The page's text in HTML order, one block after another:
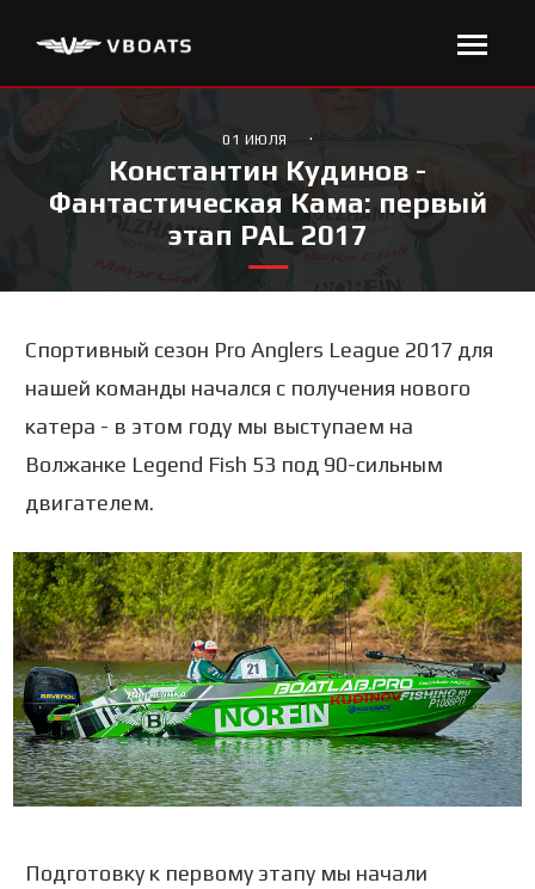
01 ИЮЛЯ ·
Константин Кудинов -
Фантастическая Кама: первый
этап PAL 2017
Спортивный сезон Pro Anglers League 2017 для
нашей команды начался с получения нового
катера - в этом году мы выступаем на
Волжанке Legend Fish 53 под 90-сильным
двигателем.
Подготовку к первому этапу мы начали